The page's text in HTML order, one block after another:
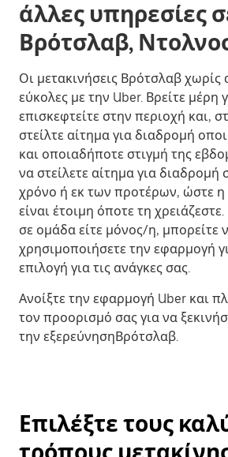
άλλες υπηρεσίες
Βρότσλαβ,
Οι μετακινήσεις Βρότσλαβ χωρίς
εύκολες με την Uber. Βρείτε μέρη
επισκεφτείτε στην περιοχή και,
στείλτε αίτημα για διαδρομή
και οποιαδήποτε στιγμή της
να στείλετε αίτημα για διαδρομή
χρόνο ή εκ των προτέρων, ώστε
είναι έτοιμη όποτε τη χρειάζεστε.
σε ομάδα είτε μόνος/η, μπορείτε
χρησιμοποιήσετε την εφαρμογή
επιλογή για τις ανάγκες σας.
Ανοίξτε την εφαρμογή Uber και
τον προορισμό σας για να
την εξερεύνησηΒρότσλαβ.
Επιλέξτε τους